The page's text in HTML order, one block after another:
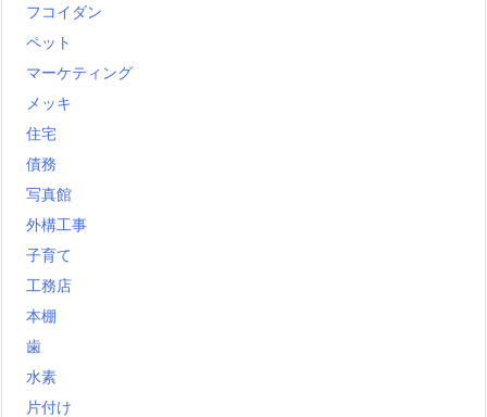
フコイダン
ペット
マーケティング
メッキ
住宅
債務
写真館
外構工事
子育て
工務店
本棚
歯
水素
片付け